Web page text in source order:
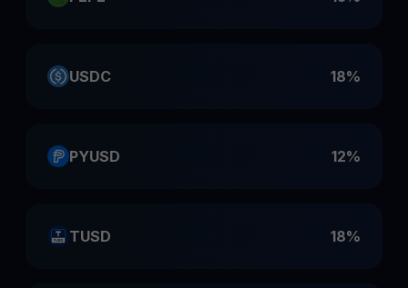
USDC 18%
PYUSD 12%
TUSD 18%